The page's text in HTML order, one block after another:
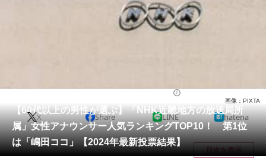
クイズ
会員記事
メディア
注目記事を集めた総合ページ
【60代以上の男性が選ぶ】「NHK近畿地方の放送局所
属」女性アナウンサー人気ランキングTOP10！ 第1位
は「嶋田ココ」【2024年最新投票結果】
画像：PIXTA
X Share LINE hatena
目次を表示